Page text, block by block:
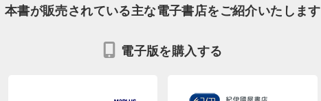
本書が販売されている主な電子書店をご紹介いたします
電子版を購入する